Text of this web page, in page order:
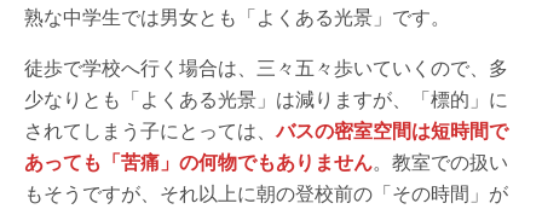
熟な中学生では男女とも「よくある光景」です。
徒歩で学校へ行く場合は、三々五々歩いていくので、多
少なりとも「よくある光景」は減りますが、「標的」に
されてしまう子にとっては、バスの密室空間は短時間で
あっても「苦痛」の何物でもありません。教室での扱い
もそうですが、それ以上に朝の登校前の「その時間」が